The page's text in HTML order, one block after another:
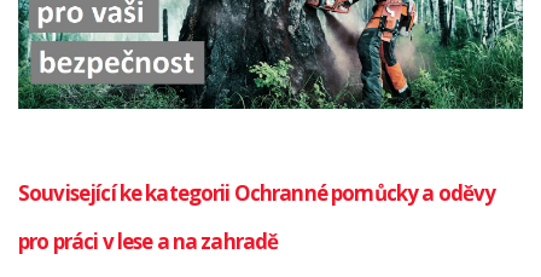
Související ke kategorii Ochranné pomůcky a oděvy
pro práci v lese a na zahradě